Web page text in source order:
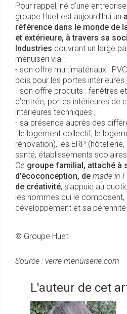
Pour rappel, né d’une
groupe Huet est aujourd’hui un
référence dans le monde de
et extérieure, à travers sa
Industries couvrant un large
menuiseri via :
- son offre multimatériaux :
bois pour les portes intérieures ;
- son offre produits : fenêtres
d’entrée, portes intérieures de
intérieures techniques ;
- sa présence auprès des
: le logement collectif, le
rénovation), les ERP
santé, établissements
Ce groupe familial, attaché à
d’écoconception, de made in
de créativité, s’appuie au
les hommes qui le composent,
développement et sa pérennité.
© Groupe Huet
Source : verre-menuiserie.com
L'auteur de cet